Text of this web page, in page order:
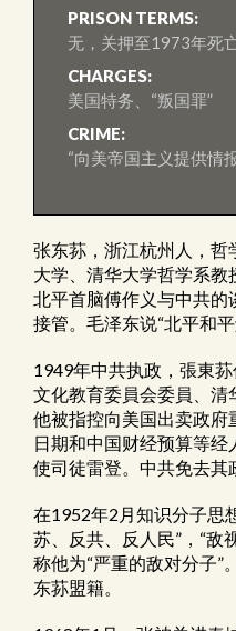
PRISON TERMS:
无，关押至1973年死
CHARGES:
美国特务、“叛国罪”
CRIME:
“向美帝国主义提供情
张东荪，浙江杭州人，
大学、清华大学哲学系
北平首脑傅作义与中共
接管。毛泽东说“北平和
1949年中共执政，張東
文化教育委員会委員、清
他被指控向美国出卖政府
日期和中国财经预算等
使司徒雷登。中共免去其
在1952年2月知识分子思
苏、反共、反人民”，“敌
称他为“严重的敌对分子”
东荪盟籍。